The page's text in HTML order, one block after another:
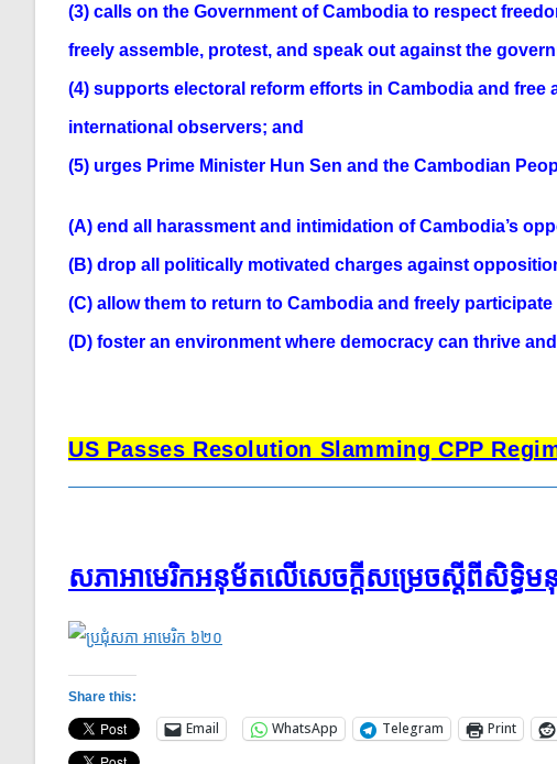
(3) calls on the Government of Cambodia to respect
freely assemble, protest, and speak out against the
(4) supports electoral reform efforts in Cambodia and free
international observers; and
(5) urges Prime Minister Hun Sen and the Cambodian
(A) end all harassment and intimidation ofCambodia’s
(B) drop all politically motivated charges against
(C) allow them to return to Cambodia and freely
(D) foster an environment where democracy can thrive
US Passes Resolution Slamming CPP
សភា​អាមេរិក​អនុម័ត​លើ​សេចក្ដី​សម្រេច​​ស្ដីពី​សិទ្ធិ​ម
Share this:
Email WhatsApp Telegram Print